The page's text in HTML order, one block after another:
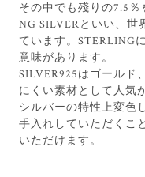
その中でも殘りの7.5
NG SILVERといい、世
ています。STERLING
意味があります。
SILVER925はゴールド
にくい素材として人気
シルバーの特性上変色
手入れしていただくこ
いただけます。